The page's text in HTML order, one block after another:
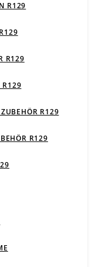
R129
R129
R129
R129
R129